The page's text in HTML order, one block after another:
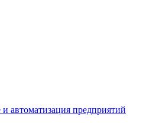
автоматизация предприятий